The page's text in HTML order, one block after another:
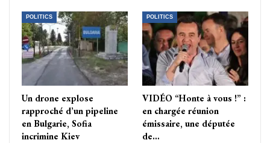
POLITICS
Un drone explose
rapproché d’un pipeline
en Bulgarie, Sofia
incrimine Kiev
POLITICS
VIDÉO “Honte à vous !” :
en chargée réunion
émissaire, une députée
de…